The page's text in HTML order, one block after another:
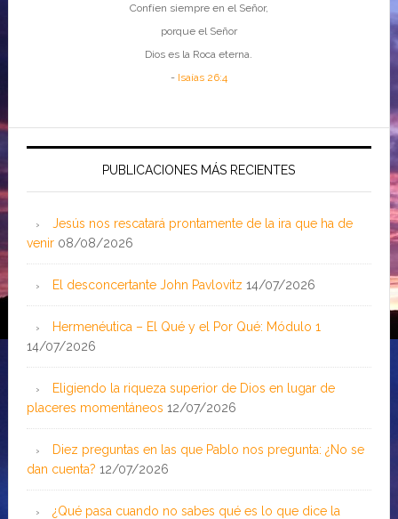
Confíen siempre en el Señor,
porque el Señor
Dios es la Roca eterna.
- Isaías 26:4
PUBLICACIONES MÁS RECIENTES
Jesús nos rescatará prontamente de la ira que ha de
venir 08/08/2026
El desconcertante John Pavlovitz 14/07/2026
Hermenéutica – El Qué y el Por Qué: Módulo 1
14/07/2026
Eligiendo la riqueza superior de Dios en lugar de
placeres momentáneos 12/07/2026
Diez preguntas en las que Pablo nos pregunta: ¿No se
dan cuenta? 12/07/2026
¿Qué pasa cuando no sabes qué es lo que dice la